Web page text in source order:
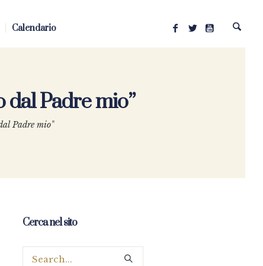
Calendario
dal Padre mio”
Padre mio”
Cerca nel sito